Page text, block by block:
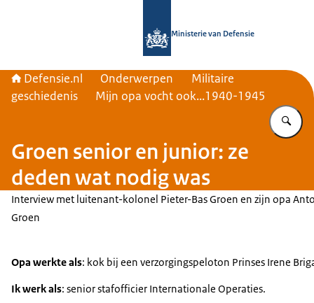
Ministerie van Defensie
Defensie.nl Onderwerpen
Militaire
geschiedenis
Mijn opa vocht ook...1940-1945
Groen senior en junior: ze
deden wat nodig was
Interview met luitenant-kolonel Pieter-Bas Groen en zijn opa
Groen
Opa werkte als: kok bij een verzorgingspeloton Prinses Irene
Ik werk als: senior stafofficier Internationale Operaties.